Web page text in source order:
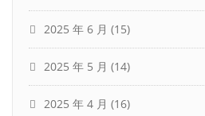
2025 年 6 月 (15)
2025 年 5 月 (14)
2025 年 4 月 (16)